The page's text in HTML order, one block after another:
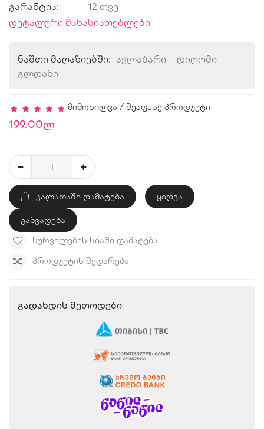
გარანტია:
12 თვე
დეტალური მახასიათებლები
ნაშთი მაღაზიებში: ავლაბარი
დიღომი
გლდანი
მიმოხილვა / შეაფასე პროდუქტი
199.00ლ
ᲙᲐᲚᲐᲗᲐᲨᲘ ᲓᲐᲛᲐᲢᲔᲑᲐ ყიდვა
განვადება
ᲡᲣᲠᲕᲘᲚᲔᲑᲘᲡ ᲡᲘᲐᲨᲘ ᲓᲐᲛᲐᲢᲔᲑᲐ
ᲞᲠᲝᲓᲣᲥᲢᲘᲡ ᲨᲔᲓᲐᲠᲔᲑᲐ
Გადახდის Მეთოდები